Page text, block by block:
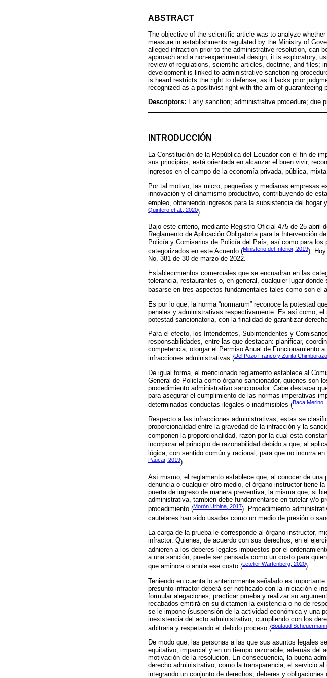
ABSTRACT
The objective of the scientific article was to analyze
measure in establishments regulated by the Ministry of
alleged infraction prior to the administrative resolution, can
approach and a non-experimental design; it is exploratory,
review of regulations, scientific articles, doctrine, and files;
development is linked to administrative sanctioning
is heard restricts the right to defense, as it lacks prior
recognized as a positivist right with the aim of guaranteeing
Descriptors: Early sanction; administrative procedure; due
INTRODUCCIÓN
La Constitución de la República del Ecuador con el fin de
sus principios, está orientada en alcanzar el buen vivir,
ingresos en el campo de la economía privada, pública,
Por tal motivo, las micro, pequeñas y medianas empresas
innovación y el dinamismo productivo, contribuyendo de
empleo, obteniendo ingresos para la subsistencia del
Quintero et al., 2020).
Bajo este criterio, mediante Registro Oficial 475 de 25 abril
Reglamento de Aplicación Obligatoria para la Intervención
Policía y Comisarios de Policía del País, así como para
categorizados en este Acuerdo (Ministerio del Interior, 2019).
No. 381 de 30 de marzo de 2022.
Establecimientos comerciales que se encuadran en las
tolerancia, restaurantes o, en general, cualquier lugar
basarse en tres aspectos fundamentales tales como son el
Es por lo que, la norma “normarum” reconoce la potestad
penales y administrativas respectivamente. Es así como,
potestad sancionatoria, con la finalidad de garantizar
Para el efecto, los Intendentes, Subintendentes y
responsabilidades, entre las que destacan: planificar,
competencia; otorgar el Permiso Anual de Funcionamiento
infracciones administrativas (Del Pozo Franco y Zurita
De igual forma, el mencionado reglamento establece al
General de Policía como órgano sancionador, quienes son
procedimiento administrativo sancionador. Cabe destacar
para asegurar el cumplimiento de las normas imperativas
determinadas conductas ilegales o inadmisibles (Baca Merino,
Respecto a las infracciones administrativas, estas se
proporcionalidad entre la gravedad de la infracción y la
componen la proporcionalidad, razón por la cual está
incorporar el principio de razonabilidad debido a que, al
lógica, con sentido común y racional, para que no incurra
Paucar, 2019).
Así mismo, el reglamento establece que, al conocer de una
denuncia o cualquier otro medio, el órgano instructor tiene
puerta de ingreso de manera preventiva, la misma que, si
administrativa, también debe fundamentarse en tutelar y/o
procedimiento (Morón Urbina, 2017). Procedimiento
cautelares han sido usadas como un medio de presión o
La carga de la prueba le corresponde al órgano instructor,
infractor. Quienes, de acuerdo con sus derechos, en el
adhieren a los deberes legales impuestos por el
a una sanción, puede ser pensada como un costo para
que aminora o anula ese costo (Letelier Wartenberg, 2020).
Teniendo en cuenta lo anteriormente señalado es
presunto infractor deberá ser notificado con la iniciación e
formular alegaciones, practicar prueba y realizar su
recabados emitirá en su dictamen la existencia o no de
se le impone (suspensión de la actividad económica y una
inexistencia del acto administrativo, cumpliendo con los
arbitraria y respetando el debido proceso (Boutaud
De modo que, las personas a las que sus asuntos legales
equitativo, imparcial y en un tiempo razonable, además del
motivación de la resolución. En consecuencia, la buena
derecho administrativo, como la transparencia, el servicio
integrando un conjunto de derechos, deberes y